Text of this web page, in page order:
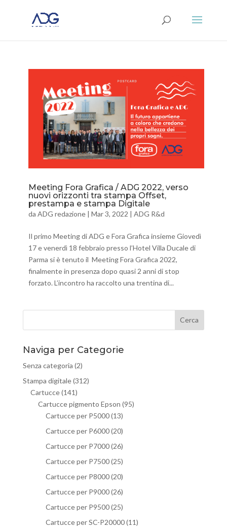
Meeting Fora Grafica / ADG 2022, verso
nuovi orizzonti tra stampa Offset,
prestampa e stampa Digitale
da ADG redazione| Mar 3, 2022 | ADG R&d
Il primo Meeting di ADG e Fora Grafica insieme Giovedì
17 e venerdì 18 febbraio presso l’Hotel Villa Ducale di
Parma si è tenuto il Meeting Fora Grafica 2022,
finalmente in presenza dopo quasi 2 anni di stop
forzato. L’incontro ha raccolto una trentina di...
Naviga per Categorie
Senza categoria (2)
Stampa digitale(312)
Cartucce(141)
Cartucce pigmento Epson (95)
Cartucce per P5000(13)
Cartucce per P6000(20)
Cartucce per P7000(26)
Cartucce per P7500(25)
Cartucce per P8000(20)
Cartucce per P9000(26)
Cartucce per P9500(25)
Cartucce per SC-P20000(11)